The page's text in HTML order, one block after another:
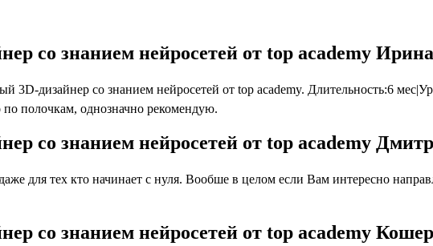
со знанием нейросетей от top academy
3D-дизайнер со знанием нейросетей от top academy. Длительность:6
полочкам, однозначно рекомендую.
со знанием нейросетей от top academy
для тех кто начинает с нуля. Вообше в целом если Вам интересно
со знанием нейросетей от top academy